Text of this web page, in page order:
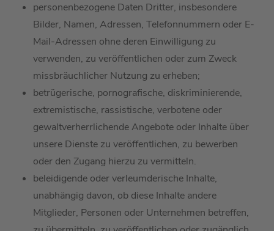
personenbezogene Daten Dritter, insbesondere
Bilder, Namen, Adressen, Telefonnummern oder E-
Mail-Adressen ohne deren Einwilligung zu
verwenden, zu veröffentlichen oder zum Zweck
missbräuchlicher Nutzung zu erheben;
betrügerische, pornografische, diskriminierende,
extremistische, rassistische, verbotene oder
gewaltverherrlichende Angebote oder Inhalte über
unsere Dienste zu veröffentlichen, zu bewerben
oder den Zugang hierzu zu vermitteln.
beleidigende oder verleumderische Inhalte,
unabhängig davon, ob diese Inhalte andere
Mitglieder, Personen oder Unternehmen betreffen,